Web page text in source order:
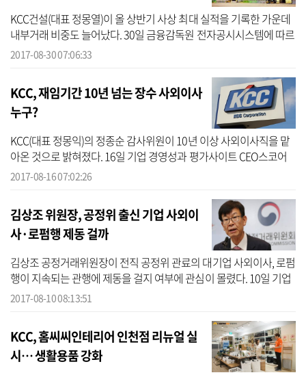
KCC건설(대표 정몽열)이 올 상반기 사상 최대 실적을 기록한 가운데
내부거래 비중도 늘어났다. 30일 금융감독원 전자공시시스템에 따르
면 KCC건설의 올 상반기 매출 6687억 원 중 그룹 계열사를 통한 매출
2017-08-30 07:06:33
KCC, 재임기간 10년 넘는 장수 사외이사
누구?
KCC(대표 정몽익)의 정종순 감사위원이 10년 이상 사외이사직을 맡
아온 것으로 밝혀졌다. 16일 기업 경영성과 평가사이트 CEO스코어
(대표 박주근)가 국내 100대 그룹 계열사 사외이사 조사 결과, KCC의
2017-08-16 07:02:26
김상조 위원장, 공정위 출신 기업 사외이
사·로펌행 제동 걸까
김상조 공정거래위원장이 전직 공정위 관료의 대기업 사외이사, 로펌
행이 지속되는 관행에 제동을 걸지 여부에 관심이 몰렸다. 10일 기업
경영성과 평가사이트 CEO스코어(대표 박주근)에 따르면 겸직자 수
2017-08-10 08:13:51
KCC, 홈씨씨인테리어 인천점 리뉴얼 실
시… 생활용품 강화